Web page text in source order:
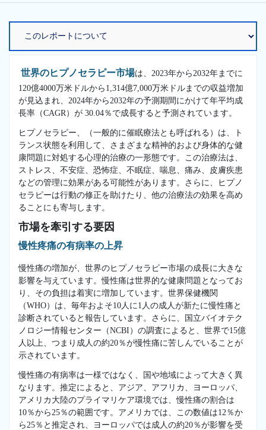
世界のヒプノセラピー市場は、2023年から2032年までに
120億4000万米ドルから1,314億7,000万米ドルまでの収益増加
が見込まれ、2024年から2032年の予測期間にかけて年平均成
長率（CAGR）が 30.04％で成長すると予測されています。
ヒプノセラピー、（一般的に催眠療法とも呼ばれる）は、ト
ランス状態を利用して、さまざまな精神的および身体的な健
康問題に対処する心理的治療の一形態です。この治療法は、
ストレス、不安症、恐怖症、不眠症、喘息、痛み、皮膚疾患
などの管理に効果がある可能性があります。さらに、ヒプノ
セラピーは行動の修正を助けたり、他の治療法の効果を高め
ることにも寄与します。
市場を牽引する要因
慢性疼痛の有病率の上昇
慢性痛の増加が、世界のヒプノセラピー市場の成長に大きな
影響を与えています。慢性痛は世界的な健康問題となってお
り、その負担は着実に増加しています。世界保健機関
（WHO）は、毎年およそ10人に1人の成人が新たに慢性痛と
診断されていると報告しています。さらに、国立バイオテク
ノロジー情報センター（NCBI）の調査によると、世界で15億
人以上、つまり成人の約20％が慢性痛に苦しんでいることが
示されています。
慢性痛の有病率は一様ではなく、国や地域によって大きく異
なります。推定によると、アジア、アフリカ、ヨーロッパ、
アメリカ大陸のプライマリケア環境では、慢性痛の割合は
10％から25％の範囲です。アメリカでは、この数値は12％か
ら25％と推定され、ヨーロッパでは成人の約20％が影響を受